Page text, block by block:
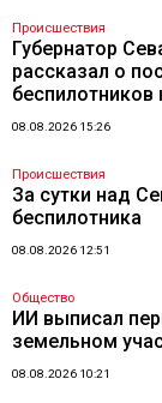
Происшествия
Губернатор
рассказал о
беспилотников
08.08.2026 15:26
Происшествия
За сутки над
беспилотника
08.08.2026 12:51
Общество
ИИ выписал
земельном
08.08.2026 10:21